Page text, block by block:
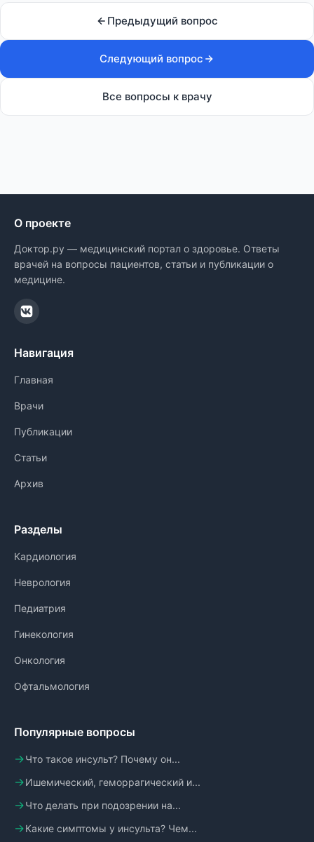
Предыдущий вопрос
Следующий вопрос
Все вопросы к врачу
О проекте
Доктор.ру — медицинский портал о здоровье. Ответы
врачей на вопросы пациентов, статьи и публикации о
медицине.
Навигация
Главная
Врачи
Публикации
Статьи
Архив
Разделы
Кардиология
Неврология
Педиатрия
Гинекология
Онкология
Офтальмология
Популярные вопросы
Что такое инсульт? Почему он...
Ишемический, геморрагический и...
Что делать при подозрении на...
Какие симптомы у инсульта? Чем...